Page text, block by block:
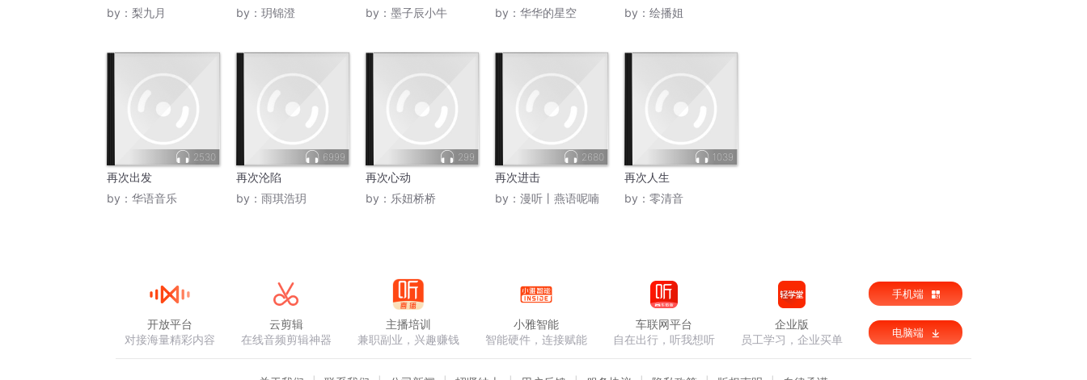
by： 梨九月
by： 玥锦澄
by： 墨子辰小牛
by： 华华的星空
by： 绘播姐
2530
再次出发
by： 华语音乐
6999
再次沦陷
by： 雨琪浩玥
299
再次心动
by： 乐妞桥桥
2680
再次进击
by： 漫听丨燕语呢喃
1039
再次人生
by： 零清音
开放平台
对接海量精彩内容
云剪辑
在线音频剪辑神器
主播培训
兼职副业，兴趣赚钱
小雅智能
智能硬件，连接赋能
车联网平台
自在出行，听我想听
企业版
员工学习，企业买单
手机端
电脑端